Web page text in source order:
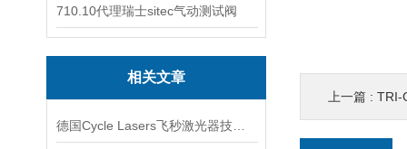
710.10代理瑞士sitec气动测试阀
相关文章
上一篇 : TRI-